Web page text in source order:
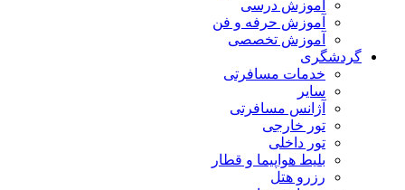
آموزش درسی
آموزش حرفه و فن
آموزش تخصصی
گردشگری
خدمات مسافرتی
سایر
آژانس مسافرتی
تور خارجی
تور داخلی
بلیط هواپیما و قطار
رزرو هتل